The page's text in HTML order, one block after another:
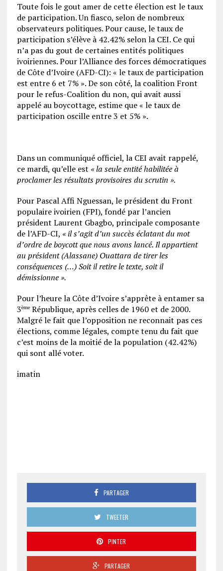
Toute fois le gout amer de cette élection est le taux
de participation. Un fiasco, selon de nombreux
observateurs politiques. Pour cause, le taux de
participation s’élève à 42.42% selon la CEI. Ce qui
n’a pas du gout de certaines entités politiques
ivoiriennes. Pour l’Alliance des forces démocratiques
de Côte d’Ivoire (AFD-CI): « le taux de participation
est entre 6 et 7% ». De son côté, la coalition Front
pour le refus-Coalition du non, qui avait aussi
appelé au boycottage, estime que « le taux de
participation oscille entre 3 et 5% ».
Dans un communiqué officiel, la CEI avait rappelé,
ce mardi, qu’elle est « la seule entité habilitée à
proclamer les résultats provisoires du scrutin ».
Pour Pascal Affi Nguessan, le président du Front
populaire ivoirien (FPI), fondé par l’ancien
président Laurent Gbagbo, principale composante
de l’AFD-CI, « il s’agit d’un succès éclatant du mot
d’ordre de boycott que nous avons lancé. Il appartient
au président (Alassane) Ouattara de tirer les
conséquences (…) Soit il retire le texte, soit il
démissionne ».
Pour l’heure la Côte d’Ivoire s’apprête à entamer sa
3èmeRépublique, après celles de 1960 et de 2000.
Malgré le fait que l’opposition ne reconnait pas ces
élections, comme légales, compte tenu du fait que
c’est moins de la moitié de la population (42.42%)
qui sont allé voter.
imatin
PARTAGER
TWEETER
PINTER
PARTAGER